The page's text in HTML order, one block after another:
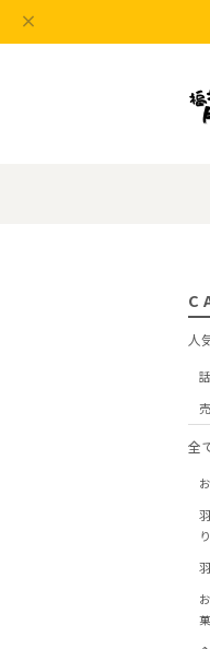
人
全